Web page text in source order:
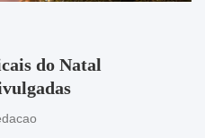
do Natal